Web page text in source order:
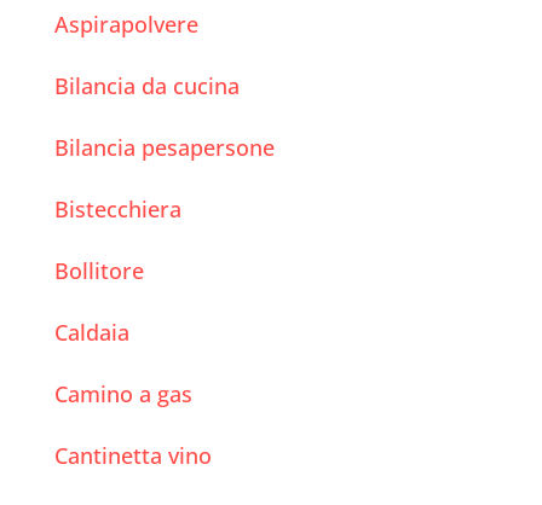
Aspirapolvere
Bilancia da cucina
Bilancia pesapersone
Bistecchiera
Bollitore
Caldaia
Camino a gas
Cantinetta vino